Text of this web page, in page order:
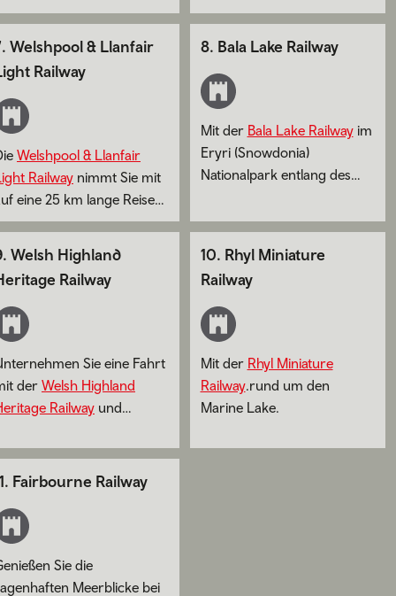
Welt, durch die südlichen
Ausläufer des Eryri
(Snowdonia) Nationalparks.
. Welshpool & Llanfair
Railway
Welshpool & Llanfair
Railway nimmt Sie mit
eine 25 km lange Reise
die malerische
8. Bala Lake Railway
Mit der Bala Lake Railwayim
Eryri (Snowdonia)
Nationalpark entlang des
Wales.
. Welsh Highland
Railway
Sie eine Fahrt
der Welsh Highland
Railway und
Centre.
10. Rhyl Miniature
Railway
Mit der Rhyl Miniature
Railway.rund um den
Marine Lake.
. Fairbourne Railway
Sie die
Meerblicke bei